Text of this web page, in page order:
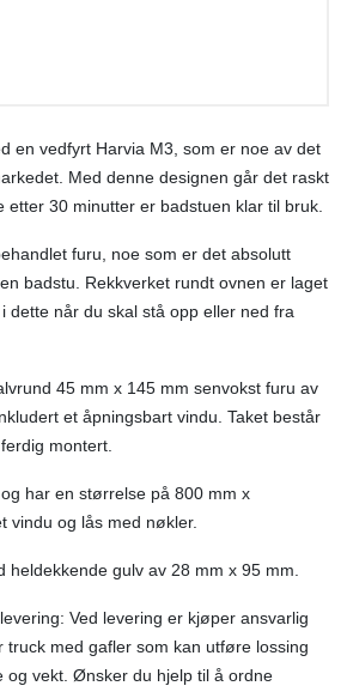
en vedfyrt Harvia M3, som er noe av det
Med denne designen går det raskt
etter 30 minutter er badstuen klar til bruk.
furu, noe som er det absolutt
badstu. Rekkverket rundt ovnen er laget
dette når du skal stå opp eller ned fra
45 mm x 145 mm senvokst furu av
et åpningsbart vindu. Taket består
montert.
har en størrelse på 800 mm x
vindu og lås med nøkler.
heldekkende gulv av 28 mm x 95 mm.
Ved levering er kjøper ansvarlig
truck med gafler som kan utføre lossing
og vekt. Ønsker du hjelp til å ordne